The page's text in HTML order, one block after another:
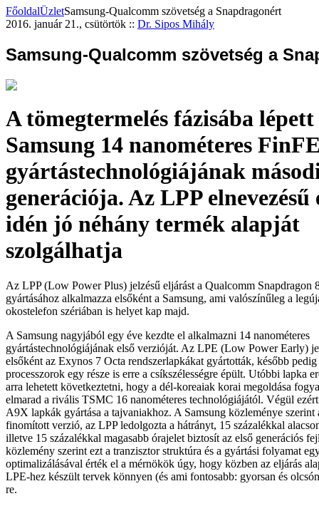
FőoldalÜzletSamsung-Qualcomm szövetség a Snapdragonért
2016. január 21., csütörtök :: Dr. Sipos Mihály
Samsung-Qualcomm szövetség a
A tömegtermelés fázisába lépett
Samsung 14 nanométeres
gyártástechnológiájának
generációja. Az LPP elnevezésű
idén jó néhány termék alapját
szolgálhatja
Az LPP (Low Power Plus) jelzésű eljárást a Qualcomm Snapdragon
gyártásához alkalmazza elsőként a Samsung, ami valószínűleg a
okostelefon szériában is helyet kap majd.
A Samsung nagyjából egy éve kezdte el alkalmazni 14 nanométeres
gyártástechnológiájának első verzióját. Az LPE (Low Power Early)
elsőként az Exynos 7 Octa rendszerlapkákat gyártották, később
processzorok egy része is erre a csíkszélességre épült. Utóbbi lapka
arra lehetett következtetni, hogy a dél-koreaiak korai megoldása
elmarad a rivális TSMC 16 nanométeres technológiájától. Végül
A9X lapkák gyártása a tajvaniakhoz. A Samsung közleménye szerint
finomított verzió, az LPP ledolgozta a hátrányt, 15 százalékkal
illetve 15 százalékkal magasabb órajelet biztosít az első generációs
közlemény szerint ezt a tranzisztor struktúra és a gyártási folyamat
optimalizálásával érték el a mérnökök úgy, hogy közben az eljárás
LPE-hez készült tervek könnyen (és ami fontosabb: gyorsan és
re.